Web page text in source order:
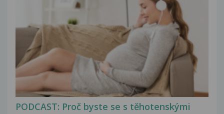
PODCAST: Proč byste se s těhotenskými